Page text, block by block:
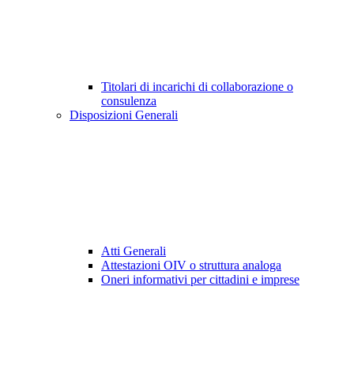
Titolari di incarichi di collaborazione o
consulenza
Disposizioni Generali
Atti Generali
Attestazioni OIV o struttura analoga
Oneri informativi per cittadini e imprese